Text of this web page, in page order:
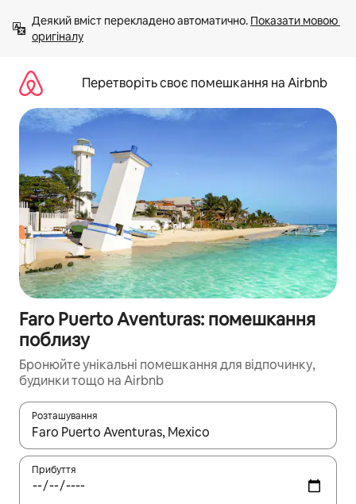
вмісту
Деякий вміст перекладено автоматично. Показати мовою
оригіналу
Перетворіть своє помешкання на Airbnb
Faro Puerto Aventuras: помешкання
поблизу
Бронюйте унікальні помешкання для відпочинку,
будинки тощо на Airbnb
Розташування
Отримавши результати пошуку, використовуйте для
Прибуття